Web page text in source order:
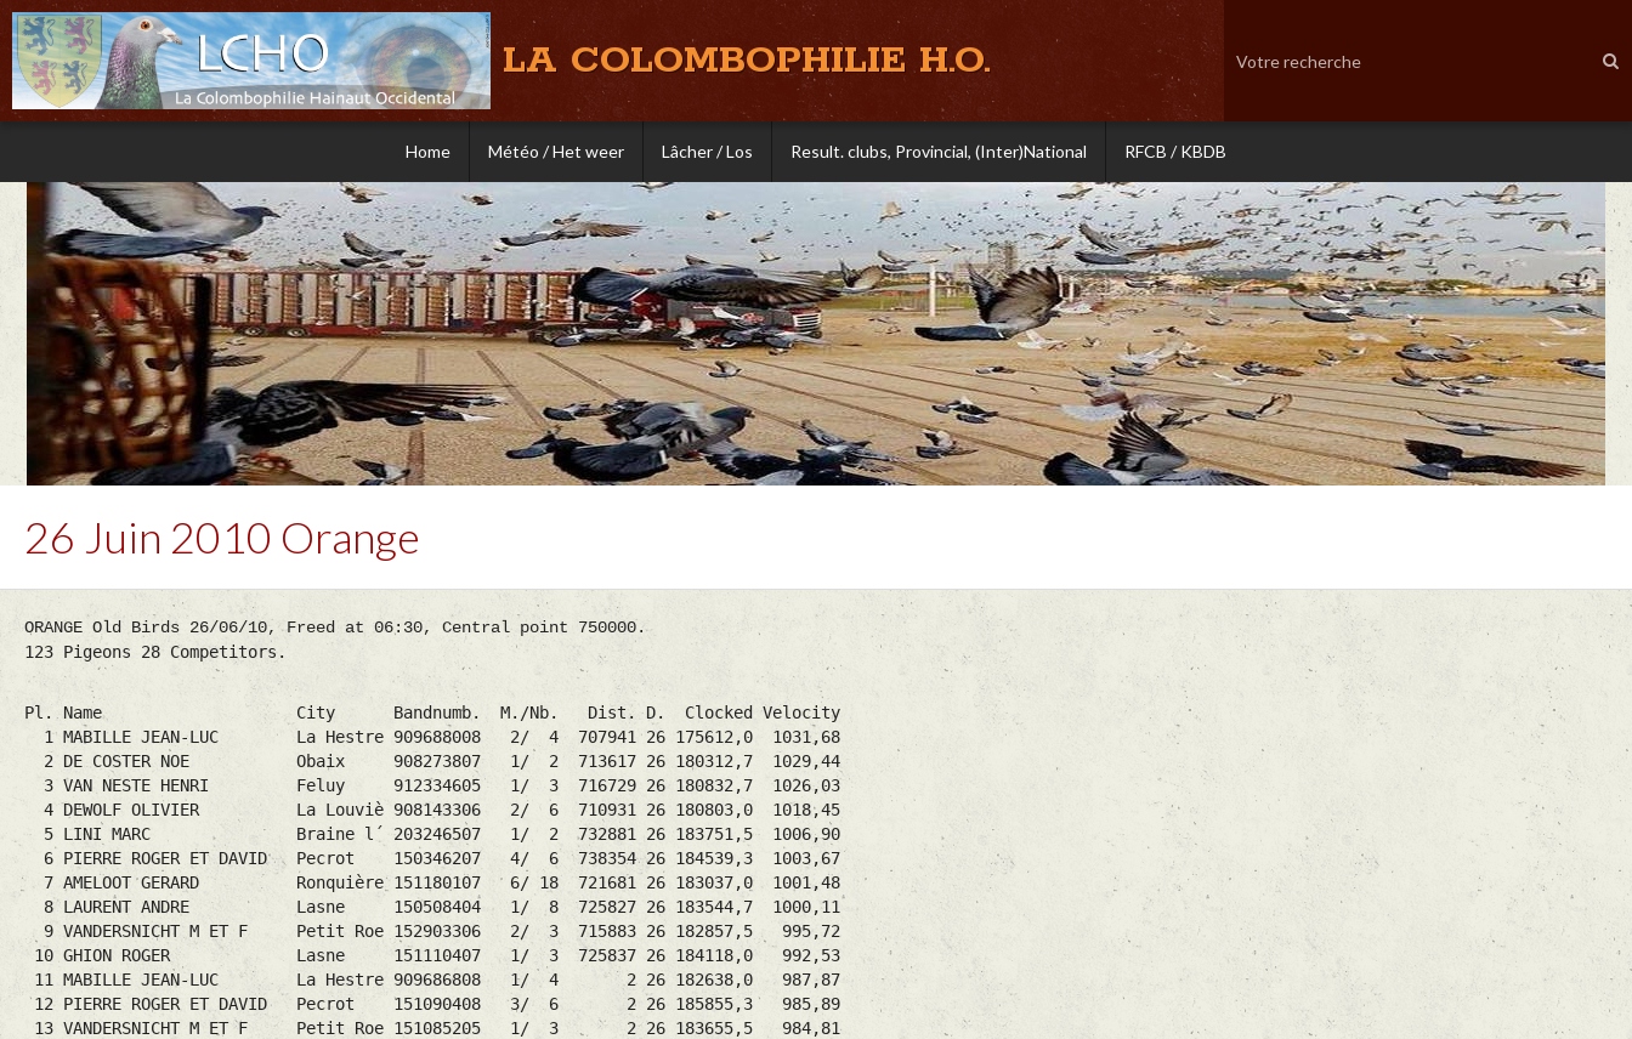
LA COLOMBOPHILIE H.O.
Home Météo / Het weer Lâcher / Los Result. clubs, Provincial, (Inter)National RFCB / KBDB
26 Juin 2010 Orange
ORANGE Old Birds 26/06/10, Freed at 06:30, Central point 750000.
123 Pigeons 28 Competitors.
Pl. Name City Bandnumb. M./Nb. Dist. D. Clocked Velocity
1 MABILLE JEAN-LUC La Hestre 909688008 2/ 4 707941 26 175612,0 1031,68
2 DE COSTER NOE Obaix 908273807 1/ 2 713617 26 180312,7 1029,44
3 VAN NESTE HENRI Feluy 912334605 1/ 3 716729 26 180832,7 1026,03
4 DEWOLF OLIVIER La Louviè 908143306 2/ 6 710931 26 180803,0 1018,45
5 LINI MARC Braine l´ 203246507 1/ 2 732881 26 183751,5 1006,90
6 PIERRE ROGER ET DAVID Pecrot 150346207 4/ 6 738354 26 184539,3 1003,67
7 AMELOOT GERARD Ronquière 151180107 6/ 18 721681 26 183037,0 1001,48
8 LAURENT ANDRE Lasne 150508404 1/ 8 725827 26 183544,7 1000,11
9 VANDERSNICHT M ET F Petit Roe 152903306 2/ 3 715883 26 182857,5 995,72
10 GHION ROGER Lasne 151110407 1/ 3 725837 26 184118,0 992,53
11 MABILLE JEAN-LUC La Hestre 909686808 1/ 4 2 26 182638,0 987,87
12 PIERRE ROGER ET DAVID Pecrot 151090408 3/ 6 2 26 185855,3 985,89
13 VANDERSNICHT M ET F Petit Roe 151085205 1/ 3 2 26 183655,5 984,81